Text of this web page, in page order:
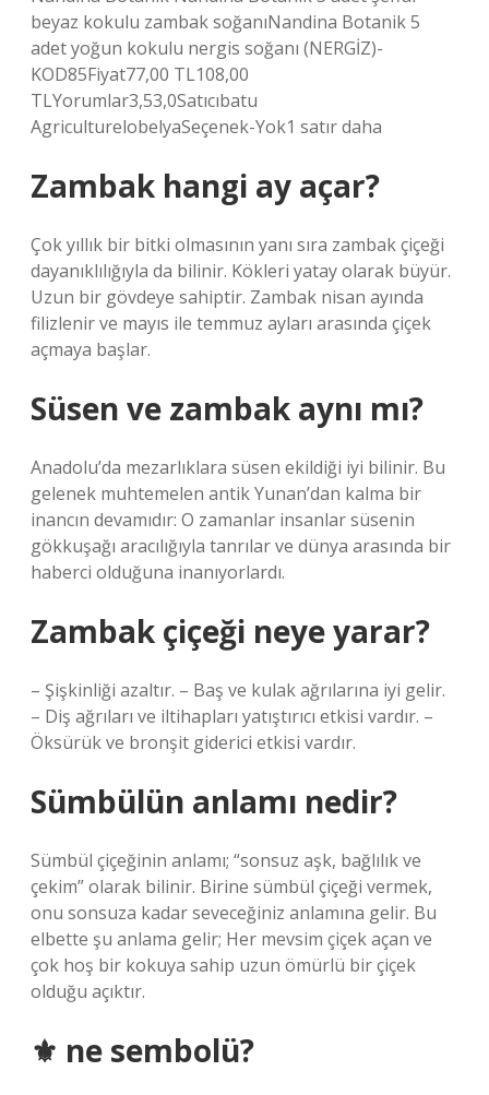
beyaz kokulu zambak soğanıNandina Botanik 5
adet yoğun kokulu nergis soğanı (NERGİZ)-
KOD85Fiyat77,00 TL108,00
TLYorumlar3,53,0Satıcıbatu
AgriculturelobelyaSeçenek-Yok1 satır daha
Zambak hangi ay açar?
Çok yıllık bir bitki olmasının yanı sıra zambak çiçeği
dayanıklılığıyla da bilinir. Kökleri yatay olarak büyür.
Uzun bir gövdeye sahiptir. Zambak nisan ayında
filizlenir ve mayıs ile temmuz ayları arasında çiçek
açmaya başlar.
Süsen ve zambak aynı mı?
Anadolu’da mezarlıklara süsen ekildiği iyi bilinir. Bu
gelenek muhtemelen antik Yunan’dan kalma bir
inancın devamıdır: O zamanlar insanlar süsenin
gökkuşağı aracılığıyla tanrılar ve dünya arasında bir
haberci olduğuna inanıyorlardı.
Zambak çiçeği neye yarar?
– Şişkinliği azaltır. – Baş ve kulak ağrılarına iyi gelir.
– Diş ağrıları ve iltihapları yatıştırıcı etkisi vardır. –
Öksürük ve bronşit giderici etkisi vardır.
Sümbülün anlamı nedir?
Sümbül çiçeğinin anlamı; “sonsuz aşk, bağlılık ve
çekim” olarak bilinir. Birine sümbül çiçeği vermek,
onu sonsuza kadar seveceğiniz anlamına gelir. Bu
elbette şu anlama gelir; Her mevsim çiçek açan ve
çok hoş bir kokuya sahip uzun ömürlü bir çiçek
olduğu açıktır.
⚜ ne sembolü?